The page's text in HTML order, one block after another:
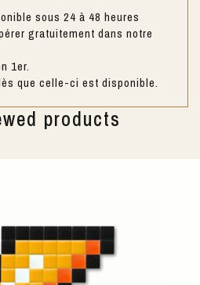
sous 24 à 48 heures
gratuitement dans notre
1er.
que celle-ci est disponible.
products